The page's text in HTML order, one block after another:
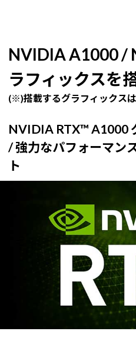
NVIDIA A1000 /
ラフィックスを
(※)搭載するグラフィックス
NVIDIA RTX™ A1000
/ 強力なパフォーマン
ト